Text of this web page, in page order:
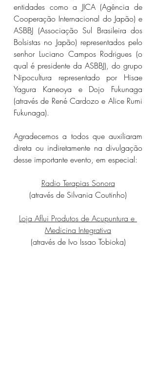
entidades como a JICA (Agência de
Cooperação Internacional do Japão) e
ASBBJ (Associação Sul Brasileira dos
Bolsistas no Japão) representados pelo
senhor Luciano Campos Rodrigues (o
qual é presidente da ASBBJ), do grupo
Nipocultura representado por Hisae
Yagura Kaneoya e Dojo Fukunaga
(através de René Cardozo e Alice Rumi
Fukunaga).
Agradecemos a todos que auxiliaram
direta ou indiretamente na divulgação
desse importante evento, em especial:
Radio Terapias Sonora
(através de Silvania Coutinho)
Loja Aflui Produtos de Acupuntura e
Medicina Integrativa
(através de Ivo Issao Tobioka)